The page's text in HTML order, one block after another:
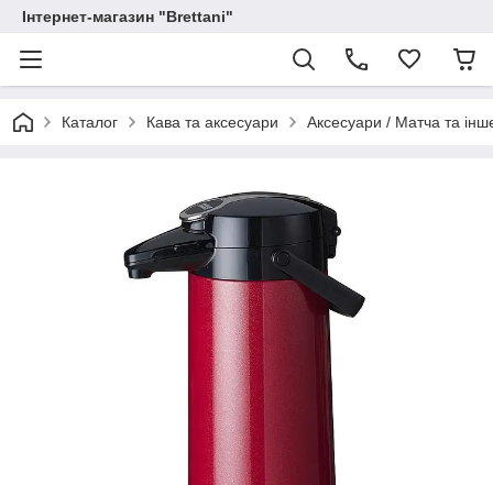
Інтернет-магазин "Brettani"
Каталог Кава та аксесуари Аксесуари / Матча та